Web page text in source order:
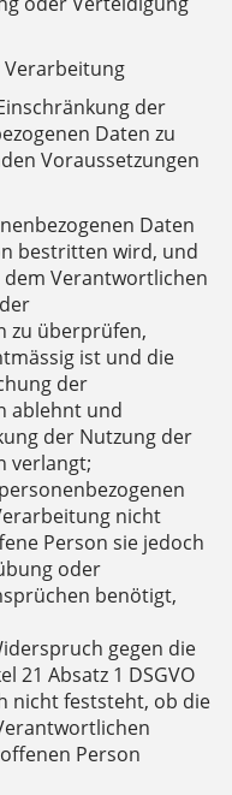
Verarbeitung
der
Daten zu
Voraussetzungen
Daten
bestritten wird, und
dem Verantwortlichen
zu überprüfen,
ist und die
der
ablehnt und
der Nutzung der
verlangt;
nicht
Person sie jedoch
oder
benötigt,
gegen die
21 Absatz 1 DSGVO
nicht feststeht, ob die
Person